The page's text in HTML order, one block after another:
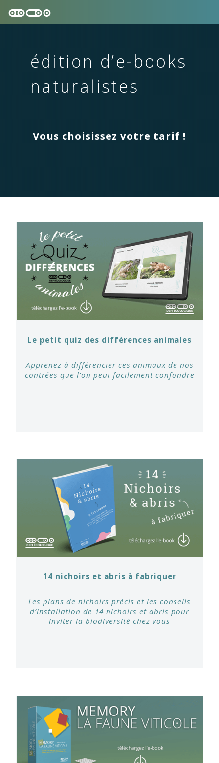
édition d’e-books
naturalistes
Vous choisissez votre tarif !
Le petit quiz des différences animales
Apprenez à différencier ces animaux de nos
contrées que l'on peut facilement confondre
14 nichoirs et abris à fabriquer
Les plans de nichoirs précis et les conseils
d’installation de 14 nichoirs et abris pour
inviter la biodiversité chez vous